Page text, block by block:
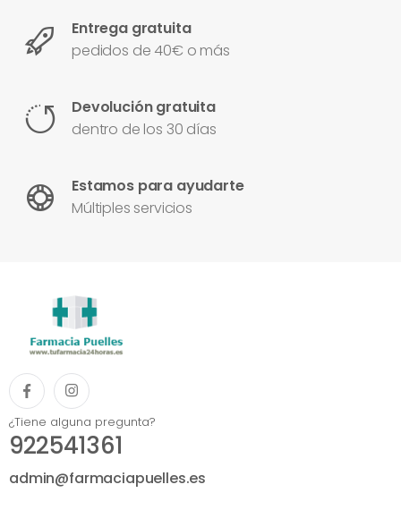
Entrega gratuita
pedidos de 40€ o más
Devolución gratuita
dentro de los 30 días
Estamos para ayudarte
Múltiples servicios
¿Tiene alguna pregunta?
922541361
admin@farmaciapuelles.es